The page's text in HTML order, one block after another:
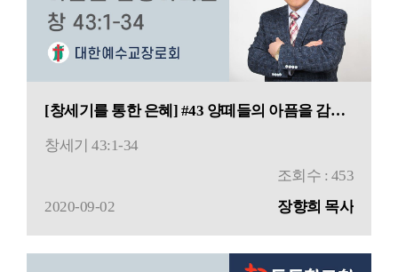
[창세기를 통한 은혜] #43 양떼들의 아픔을 감당하려
창세기 43:1-34
조회수 : 453
2020-09-02
장향희 목사